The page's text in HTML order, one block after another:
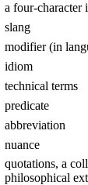
a four-character
slang
modifier (in
idiom
technical terms
predicate
abbreviation
nuance
quotations, a
philosophical